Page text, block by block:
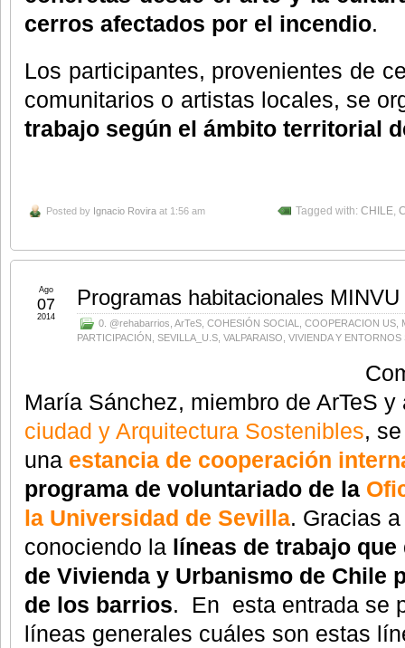
cerros afectados por el incendio.
Los participantes, provenientes de
comunitarios o artistas locales, se
trabajo según el ámbito territorial
Posted by Ignacio Rovira at 1:56 am Tagged with: CHILE
Programas habitacionales
0. @rehabarrios ArTeS COHESIÓN SOCIAL COOPERACION US
PARTICIPACIÓN SEVILLA_U.S VALPARAISO VIVIENDA Y ENTORNOS
Ago
07
2014
María Sánchez, miembro de ArTeS
ciudad y Arquitectura Sostenibles,
una estancia de cooperación
programa de voluntariado de la
la Universidad de Sevilla. Gracias
conociendo la líneas de trabajo
de Vivienda y Urbanismo de Chile
de los barrios. En esta entrada se
líneas generales cuáles son estas